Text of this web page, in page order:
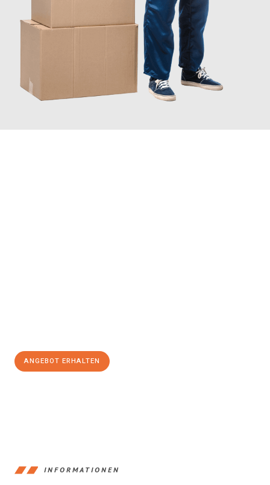
ANGEBOT ERHALTEN
INFORMATIONEN